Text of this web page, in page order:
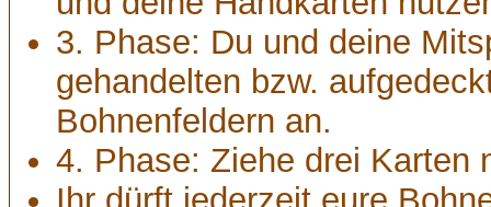
3. Phase: Du und deine
gehandelten bzw.
Bohnenfeldern an.
4. Phase: Ziehe drei Karten